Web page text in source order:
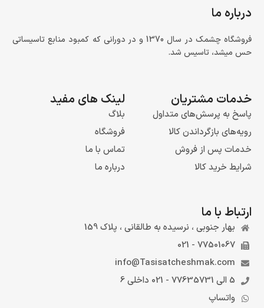
درباره ما
فروشگاه چشمک در سال 1370 و در دورانی که کمبود منابع تاسیساتی
حس میشد، تاسیس شد.
خدمات مشتریان
پاسخ به پرسش‌های متداول
رویه‌های بازگرداندن کالا
خدمات پس از فروش
شرایط خرید کالا
لینک های مفید
بلاگ
فروشگاه
تماس با ما
درباره ما
ارتباط با ما
بهار جنوبی ، نرسیده به طالقانی ، پلاک 159
77501067 - 021
info@Tasisatcheshmak.com
5 الی 77635731 - 021 داخلی 6
واتساپ